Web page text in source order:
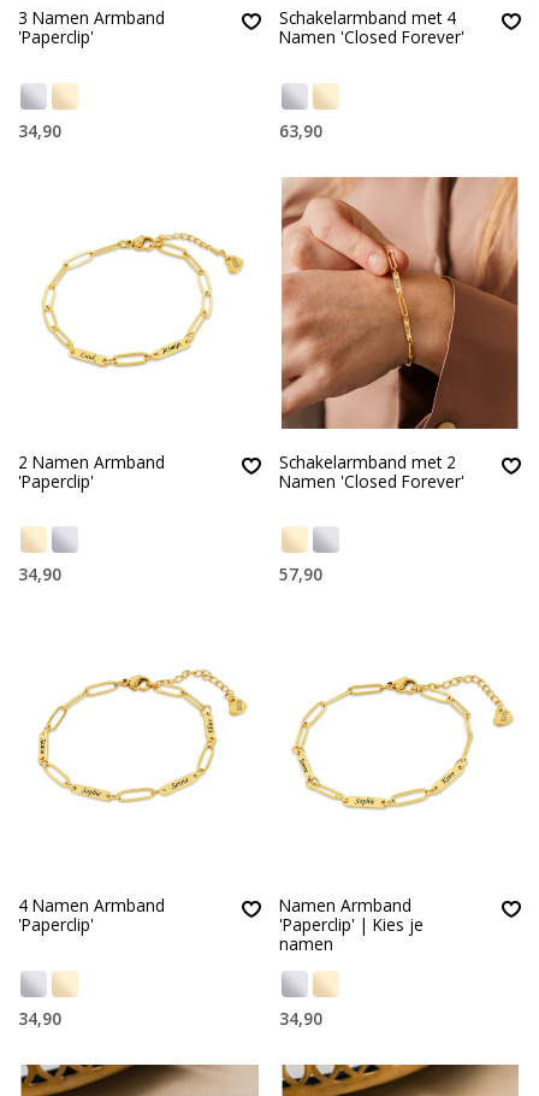
3 Namen Armband
'Paperclip'
34,90
Schakelarmband met 4
Namen 'Closed Forever'
63,90
2 Namen Armband
'Paperclip'
34,90
Schakelarmband met 2
Namen 'Closed Forever'
57,90
4 Namen Armband
'Paperclip'
34,90
Namen Armband
'Paperclip' | Kies je
namen
34,90